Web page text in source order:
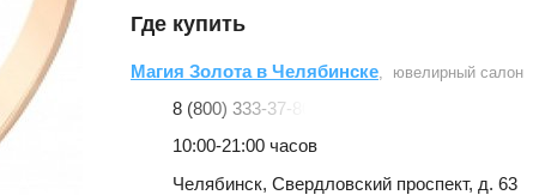
Где купить
Магия Золота в Челябинске, ювелирный салон
8 (800) 333-37-80
10:00-21:00 часов
Челябинск, Свердловский проспект, д. 63